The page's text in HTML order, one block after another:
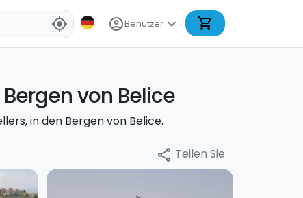
my_location account_circleBenutzer expand_more shopping_cart
von Belice
in den Bergen von Belice.
share Teilen Sie